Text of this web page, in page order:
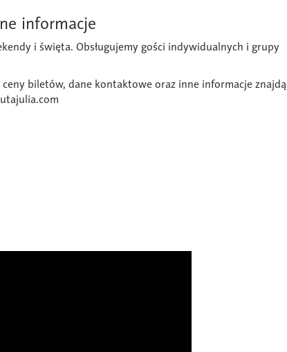
informacje
i święta. Obsługujemy gości indywidualnych i grupy
biletów, dane kontaktowe oraz inne informacje znajdą